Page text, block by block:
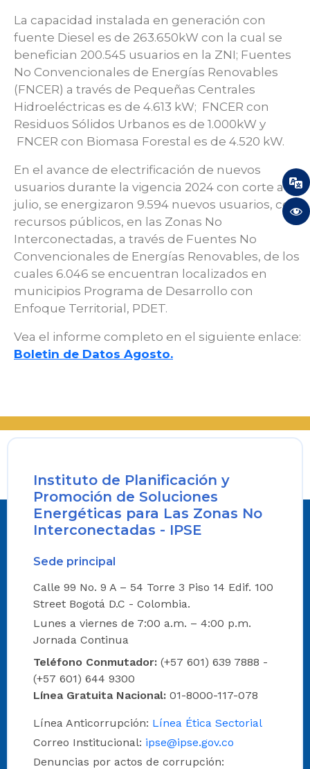
La capacidad instalada en generación con
fuente Diesel es de 263.650kW con la cual se
benefician 200.545 usuarios en la ZNI; Fuentes
No Convencionales de Energías Renovables
(FNCER) a través de Pequeñas Centrales
Hidroeléctricas es de 4.613 kW; FNCER con
Residuos Sólidos Urbanos es de 1.000kW y
FNCER con Biomasa Forestal es de 4.520 kW.
En el avance de electrificación de nuevos
usuarios durante la vigencia 2024 con corte a
julio, se energizaron 9.594 nuevos usuarios, con
recursos públicos, en las Zonas No
Interconectadas, a través de Fuentes No
Convencionales de Energías Renovables, de los
cuales 6.046 se encuentran localizados en
municipios Programa de Desarrollo con
Enfoque Territorial, PDET.
Vea el informe completo en el siguiente enlace:
Boletin de Datos Agosto.
Instituto de Planificación y
Promoción de Soluciones
Energéticas para Las Zonas No
Interconectadas - IPSE
Sede principal
Calle 99 No. 9 A – 54 Torre 3 Piso 14 Edif. 100
Street Bogotá D.C - Colombia.
Lunes a viernes de 7:00 a.m. – 4:00 p.m.
Jornada Continua
Teléfono Conmutador: (+57 601) 639 7888 -
(+57 601) 644 9300
Línea Gratuita Nacional: 01-8000-117-078
Línea Anticorrupción: Línea Ética Sectorial
Correo Institucional: ipse@ipse.gov.co
Denuncias por actos de corrupción: